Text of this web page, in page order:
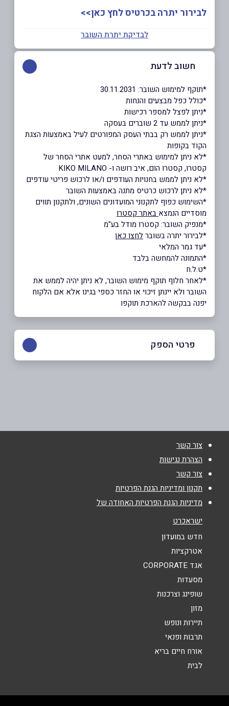
לבירור יתרה בכרטיס לחץ כאן>>
לבדיקת יתרת השובר
חשוב לדעת
*תוקף למימוש השובר: 30.11.2031
*כולל כפל מבצעים והנחות
*ניתן לפצל למספר רכישות
*ניתן לממש עד 2 שוברים בעסקה
*ניתן לממש רק בבתי העסק המפורטים לעיל באמצעות הצגת
הקוד בקופות
*לא ניתן למימוש באתרי הסחר, למעט אתרי הסחר של
קסטרו, קסטרו הום, איב רושה ו- KIKO MILANO
*לא ניתן לממש בחנויות העודפים ו/או לרכוש פריטי עודפים
*לא ניתן לרכוש כרטיס מתנה באמצעות השובר
*השימוש כפוף לתקנוני המועדונים השונים, ולתקנון תווים
מוסדיים הנמצא באתר קסטרו
*מנפיק השובר: קסטרו מודל בע"מ
*לבירור יתרה בשוברלחצו כאן
*עד גמר המלאי
*התמונה להמחשה בלבד
*ט.ל.ח
*לאחר חלוף תוקף מימוש השובר, לא ניתן יהיה לממש את
השובר ולא יינתן זיכוי או החזר כספי בגינו אלא אם הלקוח
יפנה בבקשה להארכת תוקפו
פרטי הספק
טלפון*
אימייל*
נושא*
אנא חזרו אלי בקשר ל...
הודעה*
צור קשר
הצהרת נגישות
צור קשר
תקנון ומדיניות הגנת הפרטיות
מדיניות הגנת הפרטיות האחודה של
ישראכרט
חדש במועדון
אטרקציות
אגד CORPORATE
מסעדות
שופינג וצרכנות
מזון
תיירות ונופש
תרבות ופנאי
אורח חיים בריא
לבית